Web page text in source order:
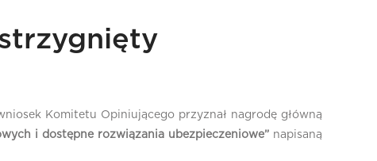
Komitetu Opiniującego przyznał nagrodę główną
i dostępne rozwiązania ubezpieczeniowe” napisaną